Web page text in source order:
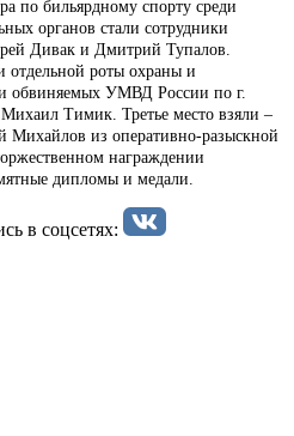
по бильярдному спорту среди
органов стали сотрудники
Дивак и Дмитрий Тупалов.
отдельной роты охраны и
обвиняемых УМВД России по г.
Тимик. Третье место взяли –
из оперативно-разыскной
награждении
дипломы и медали.
в соцсетях: